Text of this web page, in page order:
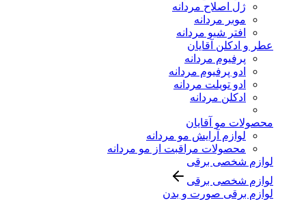
ژل اصلاح مردانه
موبر مردانه
افتر شیو مردانه
عطر و ادکلن آقایان
پرفیوم مردانه
ادو پرفیوم مردانه
ادو تویلت مردانه
ادکلن مردانه
محصولات مو آقایان
لوازم آرایش مو مردانه
محصولات مراقبت از مو مردانه
لوازم شخصی برقی
لوازم شخصی برقی
لوازم برقی صورت و بدن